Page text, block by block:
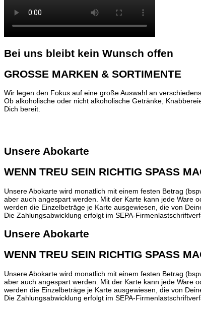
Bei uns bleibt kein Wunsch offen
GROSSE MARKEN & SORTIMENTE
Wir legen den Fokus auf eine große Auswahl an
Ob alkoholische oder nicht alkoholische Getränke,
Dich bereit.
Unsere Abokarte
WENN TREU SEIN RICHTIG SPASS
Unsere Abokarte wird monatlich mit einem festen Betrag
aber auch angespart werden. Mit der Karte kann jede Ware
werden die Einzelbeträge je Karte ausgewiesen, die von
Die Zahlungsabwicklung erfolgt im SEPA-
Unsere Abokarte
WENN TREU SEIN RICHTIG SPASS
Unsere Abokarte wird monatlich mit einem festen Betrag
aber auch angespart werden. Mit der Karte kann jede Ware
werden die Einzelbeträge je Karte ausgewiesen, die von
Die Zahlungsabwicklung erfolgt im SEPA-